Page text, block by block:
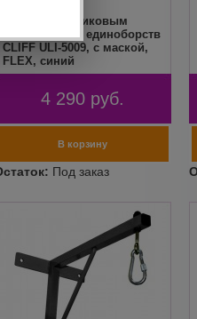
Шлем с пластиковым
забралом для единоборств
CLIFF ULI-5009, с маской,
FLEX, синий
4 290 руб.